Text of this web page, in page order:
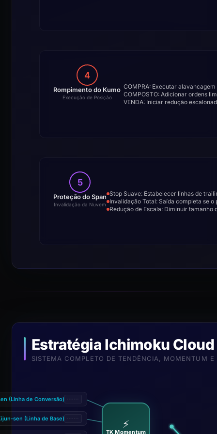
4
Rompimento do Kumo
Execução de Posição
COMPRA: Executar
COMPOSTO: Adicionar ordens
VENDA: Iniciar redução
5
Proteção do Span
Invalidação da Nuvem
Stop Suave: Estabelecer linhas de
Invalidação Total: Saída completa se
Redução de Escala: Diminuir
Estratégia Ichimoku Cloud
SISTEMA COMPLETO DE TENDÊNCIA, MOMENTUM E
⚡
TK Momentum
(Linha de Conversão)
sen (Linha de Base)